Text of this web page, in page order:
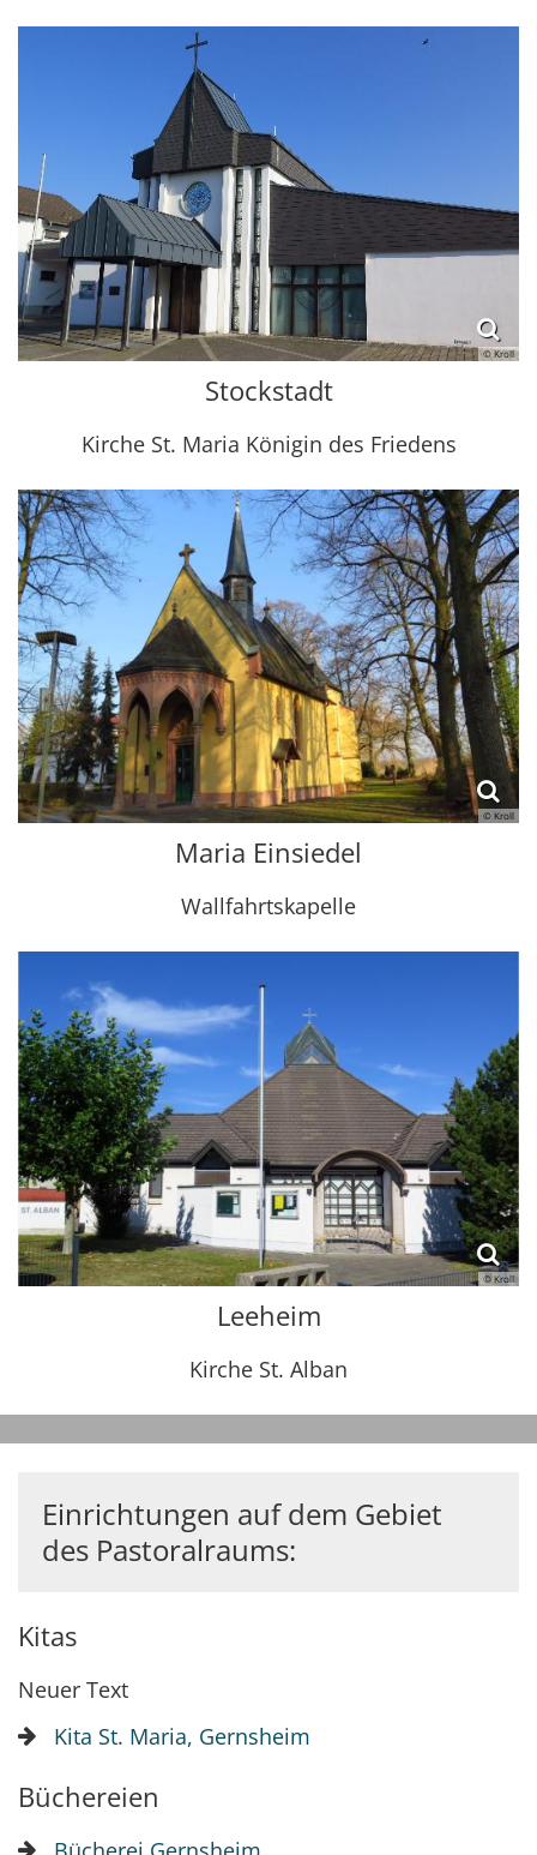
© Kroll
Stockstadt
Kirche St. Maria Königin des Friedens
© Kroll
Maria Einsiedel
Wallfahrtskapelle
© Kroll
Leeheim
Kirche St. Alban
Einrichtungen auf dem Gebiet
des Pastoralraums:
Kitas
Neuer Text
Kita St. Maria, Gernsheim
Büchereien